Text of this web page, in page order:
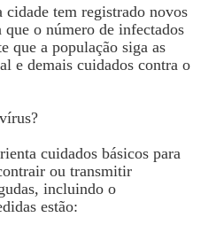
cidade tem registrado novos
que o número de infectados
que a população siga as
e demais cuidados contra o
cuidados básicos para
ou transmitir
incluindo o
estão: